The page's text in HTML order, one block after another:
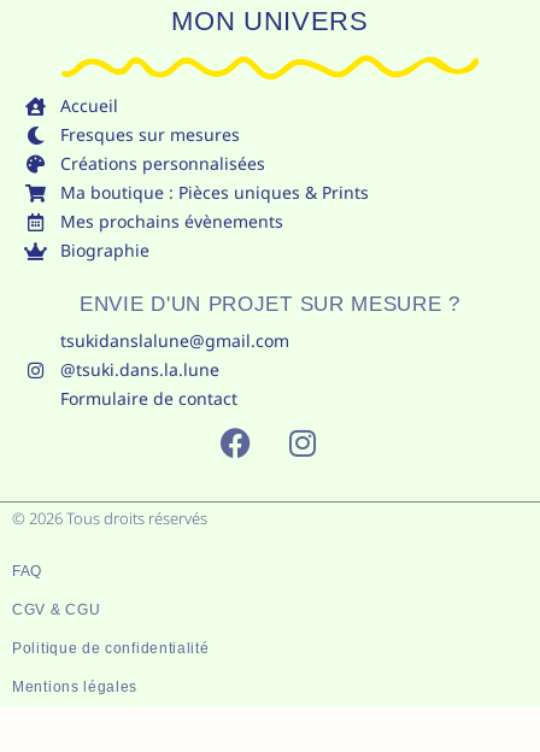
MON UNIVERS
Accueil
Fresques sur mesures
Créations personnalisées
Ma boutique : Pièces uniques & Prints
Mes prochains évènements
Biographie
ENVIE D'UN PROJET SUR MESURE ?
tsukidanslalune@gmail.com
@tsuki.dans.la.lune
Formulaire de contact
F
A
C
I
N
S
© 2026 Tous droits réservés
FAQ
CGV & CGU
Politique de confidentialité
Mentions légales